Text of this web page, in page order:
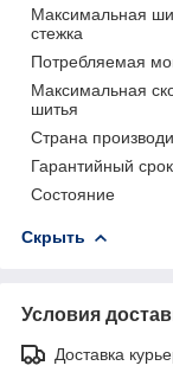
Максимальная
стежка
Потребляемая
Максимальная
шитья
Страна
Гарантийный срок
Состояние
Скрыть
Условия
Доставка